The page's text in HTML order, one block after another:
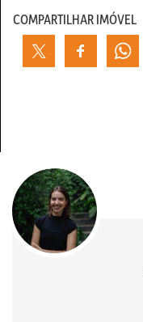
COMPARTILHAR IMÓVEL